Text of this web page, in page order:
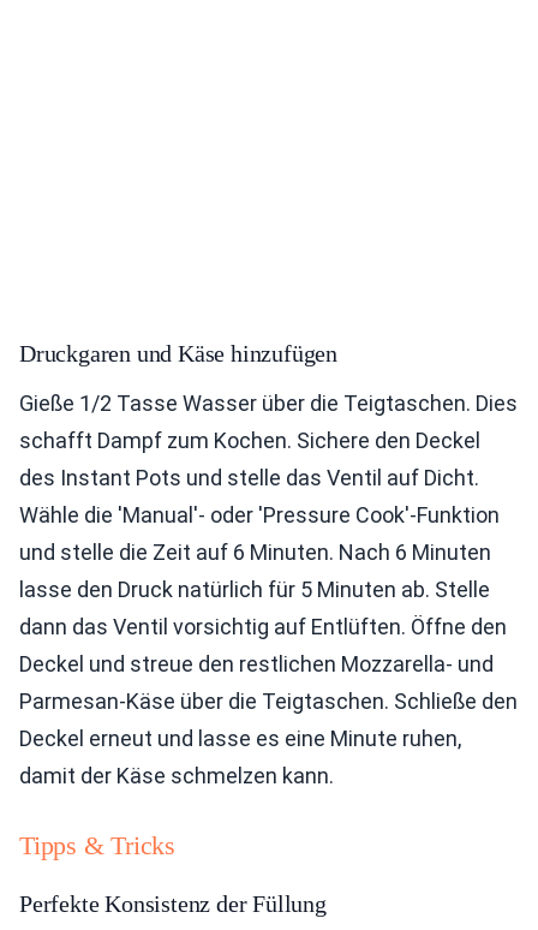
Druckgaren und Käse hinzufügen
Gieße 1/2 Tasse Wasser über die Teigtaschen. Dies
schafft Dampf zum Kochen. Sichere den Deckel
des Instant Pots und stelle das Ventil auf Dicht.
Wähle die 'Manual'- oder 'Pressure Cook'-Funktion
und stelle die Zeit auf 6 Minuten. Nach 6 Minuten
lasse den Druck natürlich für 5 Minuten ab. Stelle
dann das Ventil vorsichtig auf Entlüften. Öffne den
Deckel und streue den restlichen Mozzarella- und
Parmesan-Käse über die Teigtaschen. Schließe den
Deckel erneut und lasse es eine Minute ruhen,
damit der Käse schmelzen kann.
Tipps & Tricks
Perfekte Konsistenz der Füllung